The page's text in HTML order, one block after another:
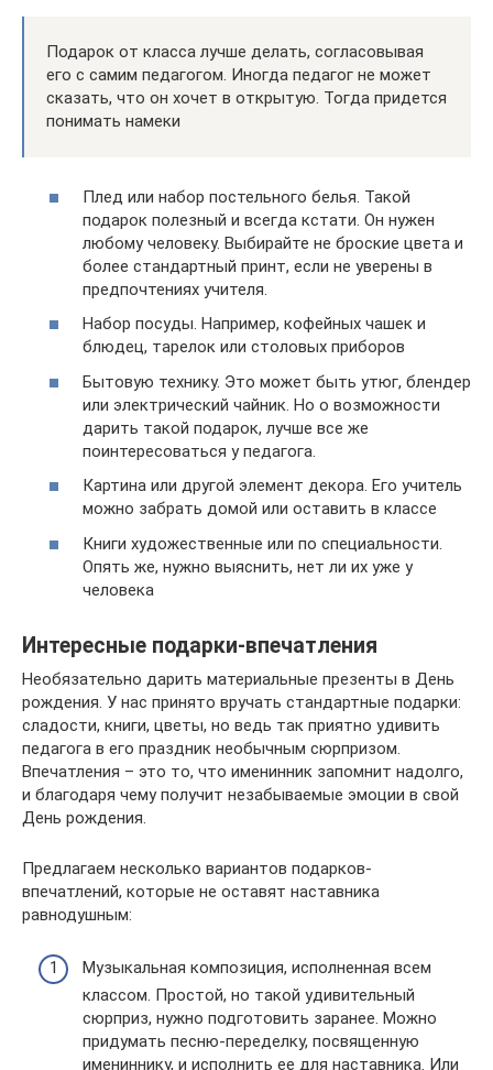
Подарок от класса лучше делать, согласовывая
его с самим педагогом. Иногда педагог не может
сказать, что он хочет в открытую. Тогда придется
понимать намеки
Плед или набор постельного белья. Такой
подарок полезный и всегда кстати. Он нужен
любому человеку. Выбирайте не броские цвета и
более стандартный принт, если не уверены в
предпочтениях учителя.
Набор посуды. Например, кофейных чашек и
блюдец, тарелок или столовых приборов
Бытовую технику. Это может быть утюг, блендер
или электрический чайник. Но о возможности
дарить такой подарок, лучше все же
поинтересоваться у педагога.
Картина или другой элемент декора. Его учитель
можно забрать домой или оставить в классе
Книги художественные или по специальности.
Опять же, нужно выяснить, нет ли их уже у
человека
Интересные подарки-впечатления
Необязательно дарить материальные презенты в День
рождения. У нас принято вручать стандартные подарки:
сладости, книги, цветы, но ведь так приятно удивить
педагога в его праздник необычным сюрпризом.
Впечатления – это то, что именинник запомнит надолго,
и благодаря чему получит незабываемые эмоции в свой
День рождения.
Предлагаем несколько вариантов подарков-
впечатлений, которые не оставят наставника
равнодушным:
Музыкальная композиция, исполненная всем
классом. Простой, но такой удивительный
сюрприз, нужно подготовить заранее. Можно
придумать песню-переделку, посвященную
имениннику, и исполнить ее для наставника. Или